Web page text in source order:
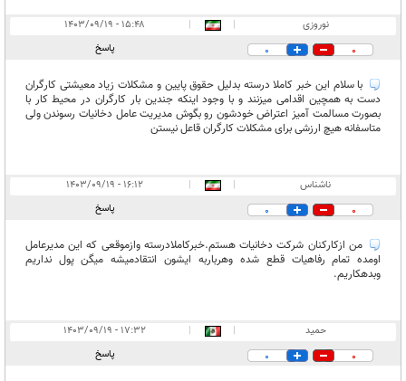
نوروزی |
|
۱۵:۴۸ - ۱۴۰۳/۰۹/۱۹
0
0 پاسخ
با سلام این خبر کاملا درسته بدلیل حقوق پایین و مشکلات زیاد معیشتی کارگران
دست به همچین اقدامی میزنند و با وجود اینکه جندین بار کارگران در محیط کار با
بصورت مسالمت آمیز اعتراض خودشون رو بگوش مدیریت عامل دخانیات رسوندن ولی
متاسفانه هیچ ارزشی برای مشکلات کارگران قاعل نیستن
ناشناس |
|
۱۶:۱۲ - ۱۴۰۳/۰۹/۱۹
0
0 پاسخ
من ازکارکنان شرکت دخانیات هستم.خبرکاملادرسته وازموقعی که این مدیرعامل
اومده تمام رفاهیات قطع شده وهرباربه ایشون انتقادمیشه میگن پول نداریم
وبدهکاریم.
حمید |
|
۱۷:۳۲ - ۱۴۰۳/۰۹/۱۹
0
0 پاسخ